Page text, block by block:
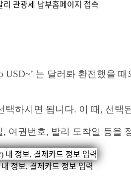
관광세 납부홈페이지 접속
는 달러롸 환전했을
택하시면 됩니다. 이 때, 선
권번호, 발리 도착일 등을
정보, 결제카드 정보 입력